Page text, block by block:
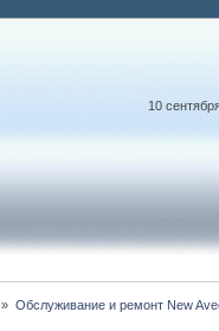
10
» Обслуживание и ремонт New